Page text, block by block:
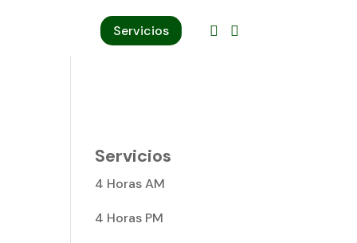
Servicios  
Servicios
4 Horas AM
4 Horas PM